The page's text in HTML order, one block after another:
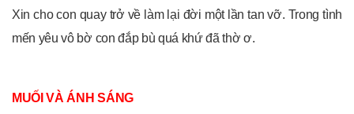
Xin cho con quay trở về làm lại đời một lần tan vỡ. Trong tình
mến yêu vô bờ con đắp bù quá khứ đã thờ ơ.
MUỐI VÀ ÁNH SÁNG